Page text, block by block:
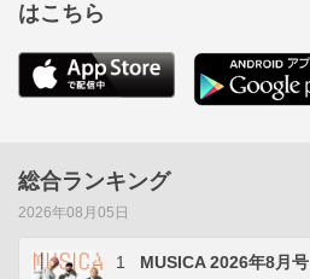
はこちら
総合ランキング
2026年08月05日
1 MUSICA 2026年8月号